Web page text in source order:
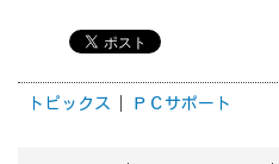
トピックス ＰＣサポート